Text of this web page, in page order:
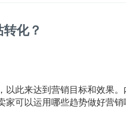
化？
此来达到营销目标和效果
可以运用哪些趋势做好营销